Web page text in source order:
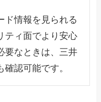
ド情報を見られる
ティ面でより安心
要なときは、三井
認可能です。